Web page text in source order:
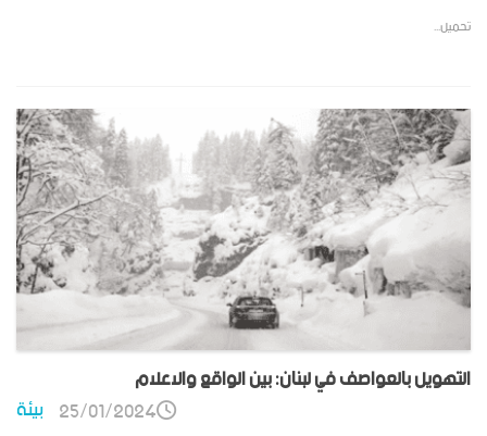
تحميل...
التهويل بالعواصف في لبنان: بين الواقع والاعلام
بيئة 25/01/2024